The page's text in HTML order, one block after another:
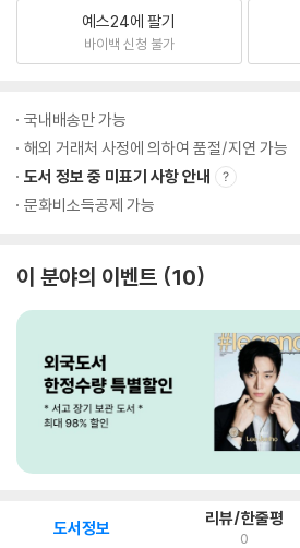
예스24에 팔기
바이백 신청 불가
국내배송만 가능
해외 거래처 사정에 의하여 품절/지연 가능
도서 정보 중 미표기 사항 안내
문화비소득공제 가능
이 분야의 이벤트 10
도서정보 리뷰/한줄평
0